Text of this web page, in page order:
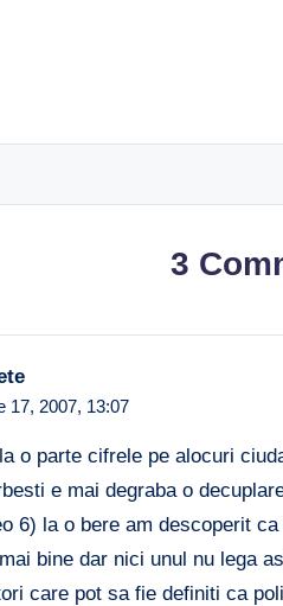
3
17, 2007, 13:07
o parte cifrele pe alocuri
e mai degraba o
6) la o bere am descoperit
bine dar nici unul nu lega
care pot sa fie definiti ca